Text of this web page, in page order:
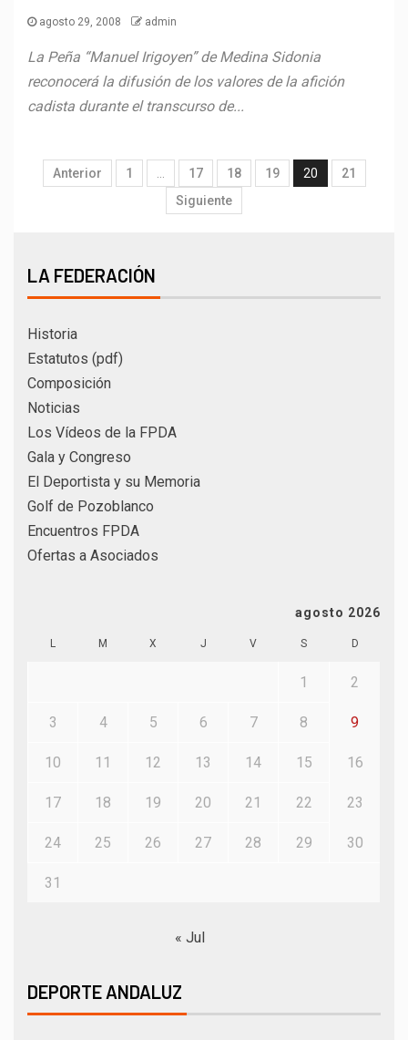
agosto 29, 2008 admin
La Peña “Manuel Irigoyen” de Medina Sidonia
reconocerá la difusión de los valores de la afición
cadista durante el transcurso de...
Anterior 1 17 18 19 20
21
Siguiente
LA FEDERACIÓN
Historia
Estatutos (pdf)
Composición
Noticias
Los Vídeos de la FPDA
Gala y Congreso
El Deportista y su Memoria
Golf de Pozoblanco
Encuentros FPDA
Ofertas a Asociados
agosto 2026
L M X J V S D
1 2
3 4 5 6 7 8 9
10 11 12 13 14 15 16
17 18 19 20 21 22 23
24 25 26 27 28 29 30
31
« Jul
DEPORTE ANDALUZ